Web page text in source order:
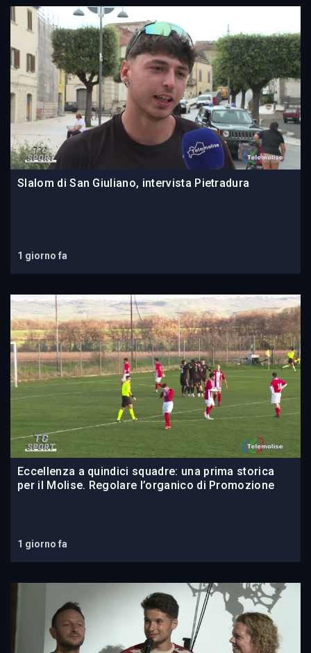
Slalom di San Giuliano, intervista Pietradura
1 giorno fa
Eccellenza a quindici squadre: una prima storica
per il Molise. Regolare l’organico di Promozione
1 giorno fa